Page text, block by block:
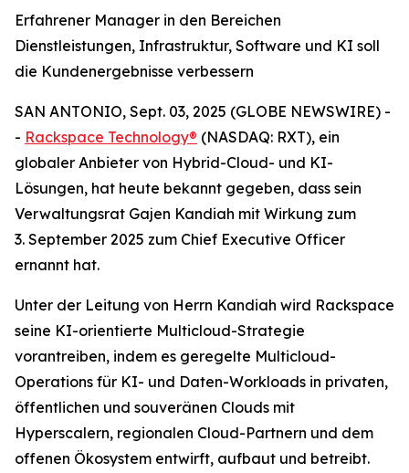
Erfahrener Manager in den Bereichen
Dienstleistungen, Infrastruktur, Software und KI soll
die Kundenergebnisse verbessern
SAN ANTONIO, Sept. 03, 2025 (GLOBE NEWSWIRE) -
- Rackspace Technology® (NASDAQ: RXT), ein
globaler Anbieter von Hybrid-Cloud- und KI-
Lösungen, hat heute bekannt gegeben, dass sein
Verwaltungsrat Gajen Kandiah mit Wirkung zum
3. September 2025 zum Chief Executive Officer
ernannt hat.
Unter der Leitung von Herrn Kandiah wird Rackspace
seine KI-orientierte Multicloud-Strategie
vorantreiben, indem es geregelte Multicloud-
Operations für KI- und Daten-Workloads in privaten,
öffentlichen und souveränen Clouds mit
Hyperscalern, regionalen Cloud-Partnern und dem
offenen Ökosystem entwirft, aufbaut und betreibt.